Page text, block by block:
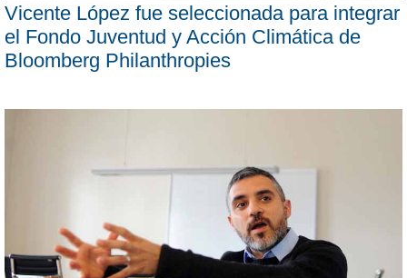
Vicente López fue seleccionada para integrar
el Fondo Juventud y Acción Climática de
Bloomberg Philanthropies